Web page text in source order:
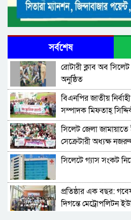
সর্বশেষ
রোটারী ক্লাব অব
অনুষ্ঠিত
বিএনপির জাতীয়
সম্পাদক মিফতাহ্
সিলেট জেলা জামায়াতে
সেক্রেটারী অধ্যক্ষ
সিলেটে গ্যাস সংকট
প্রতিষ্ঠার এক বছর:
দিগন্তে মেট্রোপলিটন